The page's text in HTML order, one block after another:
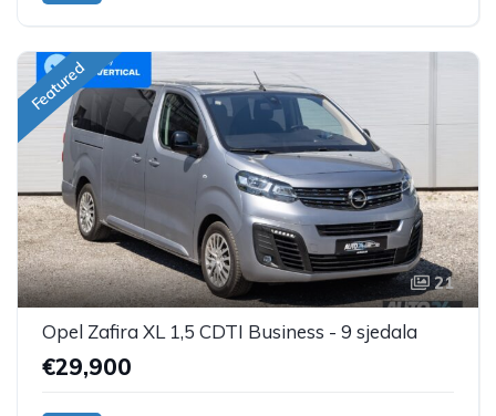
Featured
21
Opel Zafira XL 1,5 CDTI Business - 9 sjedala
€29,900